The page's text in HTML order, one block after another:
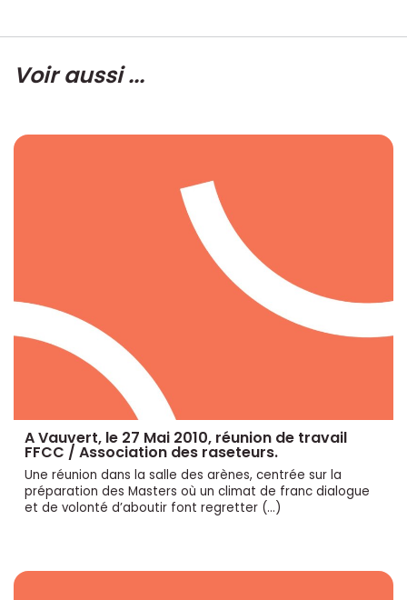
Voir aussi ...
A Vauvert, le 27 Mai 2010, réunion de travail
FFCC / Association des raseteurs.
Une réunion dans la salle des arènes, centrée sur la
préparation des Masters où un climat de franc dialogue
et de volonté d’aboutir font regretter (…)